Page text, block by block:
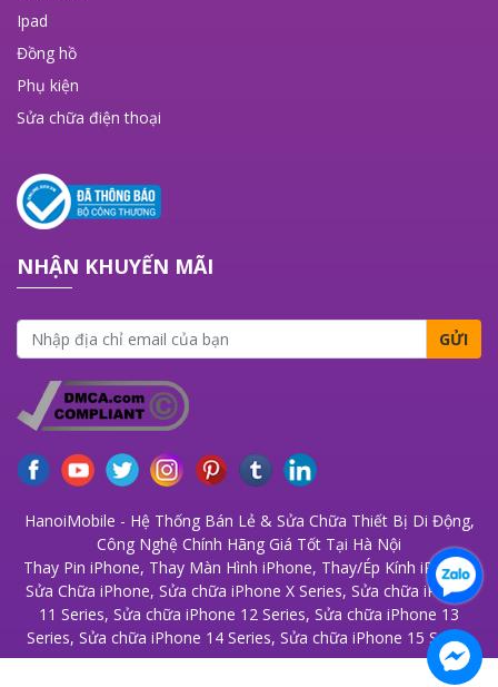
Ipad
Đồng hồ
Phụ kiện
Sửa chữa điện thoại
NHẬN KHUYẾN MÃI
GỬI
HanoiMobile - Hệ Thống Bán Lẻ & Sửa Chữa Thiết Bị Di Động,
Công Nghệ Chính Hãng Giá Tốt Tại Hà Nội
Thay Pin iPhone, Thay Màn Hình iPhone, Thay/Ép Kính iPhone,
Sửa Chữa iPhone, Sửa chữa iPhone X Series, Sửa chữa iPhone
11 Series, Sửa chữa iPhone 12 Series, Sửa chữa iPhone 13
Series, Sửa chữa iPhone 14 Series, Sửa chữa iPhone 15 Series